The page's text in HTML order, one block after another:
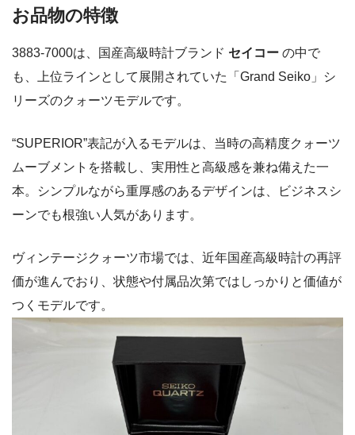
お品物の特徴
3883-7000は、国産高級時計ブランド セイコー の中で
も、上位ラインとして展開されていた「Grand Seiko」シ
リーズのクォーツモデルです。
“SUPERIOR”表記が入るモデルは、当時の高精度クォーツ
ムーブメントを搭載し、実用性と高級感を兼ね備えた一
本。シンプルながら重厚感のあるデザインは、ビジネスシ
ーンでも根強い人気があります。
ヴィンテージクォーツ市場では、近年国産高級時計の再評
価が進んでおり、状態や付属品次第ではしっかりと価値が
つくモデルです。